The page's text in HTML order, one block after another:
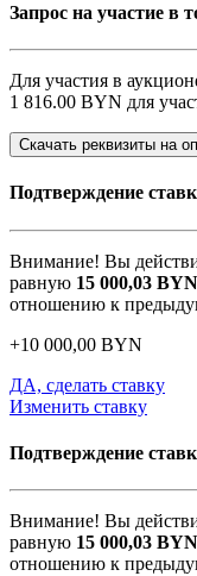
Запрос на участие в
Для участия в
1 816.00 BYN для
Скачать реквизиты на
Подтверждение
Внимание! Вы
равную 15 000,03 BYN
отношению к
+10 000,00 BYN
ДА, сделать ставку
Изменить ставку
Подтверждение
Внимание! Вы
равную 15 000,03 BYN
отношению к